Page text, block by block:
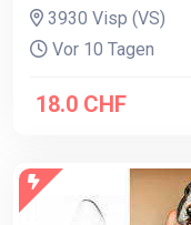
3930 Visp (VS)
Vor 10 Tagen
18.0 CHF